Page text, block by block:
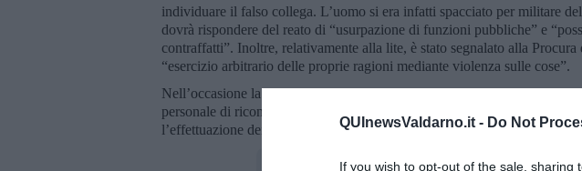
QUInewsValdarno.it - Do Not
If you wish to opt-out of the sale,
individuare il falso collega. L’uomo si era infatti spacciato per militare
dovrà rispondere del reato di “usurpazione di funzioni pubbliche” e
contraffatti”. Inoltre, relativamente alla lite, è stato segnalato alla
“esercizio arbitrario delle proprie ragioni mediante violenza sulle cose”.
Nell’occasione la Guardia di Finanza ricorda ai cittadini che militari del
personale di riconoscimento, completa di foto e numero di matricola, che
l’effettuazione dei controlli.